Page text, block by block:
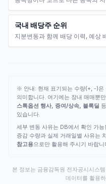
국내 배당주 순위
지분변동과 함께 배당 이력, 예상
※ 안내: 현재 표기되는 수량(+, -)은
의미합니다. 여기에는 장내 매매뿐
스톡옵션 행사, 증여/상속, 블록딜
있습니다.
세부 변동 사유는 DB에서 확인 가
증감 수량과 실제 거래일별 사유는
참고용으로만 활용해 주시기 바랍니
본 정보는 금융감독원 전자공시시스
데이터를 활용